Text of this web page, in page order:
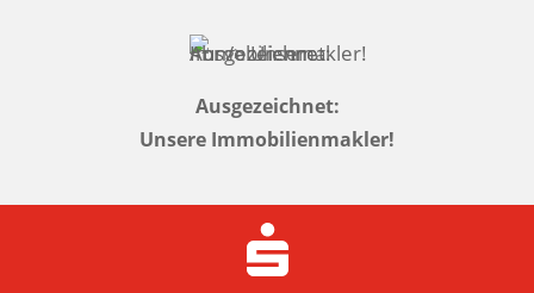
Ausgezeichnet:
Unsere Immobilienmakler!